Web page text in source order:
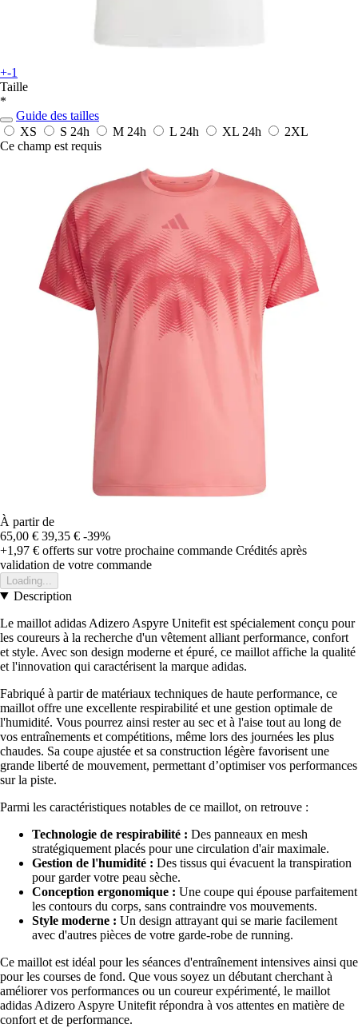
+-1
Taille
*
Guide des tailles
XS
S 24h M 24h L 24h XL 24h
2XL
Ce champ est requis
À partir de
65,00 € 39,35 € -39%
+1,97 € offerts sur votre prochaine commande Crédités après
validation de votre commande
Loading...
Description
Le maillot adidas Adizero Aspyre Unitefit est spécialement conçu pour
les coureurs à la recherche d'un vêtement alliant performance, confort
et style. Avec son design moderne et épuré, ce maillot affiche la qualité
et l'innovation qui caractérisent la marque adidas.
Fabriqué à partir de matériaux techniques de haute performance, ce
maillot offre une excellente respirabilité et une gestion optimale de
l'humidité. Vous pourrez ainsi rester au sec et à l'aise tout au long de
vos entraînements et compétitions, même lors des journées les plus
chaudes. Sa coupe ajustée et sa construction légère favorisent une
grande liberté de mouvement, permettant d’optimiser vos performances
sur la piste.
Parmi les caractéristiques notables de ce maillot, on retrouve :
Technologie de respirabilité : Des panneaux en mesh
stratégiquement placés pour une circulation d'air maximale.
Gestion de l'humidité : Des tissus qui évacuent la transpiration
pour garder votre peau sèche.
Conception ergonomique : Une coupe qui épouse parfaitement
les contours du corps, sans contraindre vos mouvements.
Style moderne : Un design attrayant qui se marie facilement
avec d'autres pièces de votre garde-robe de running.
Ce maillot est idéal pour les séances d'entraînement intensives ainsi que
pour les courses de fond. Que vous soyez un débutant cherchant à
améliorer vos performances ou un coureur expérimenté, le maillot
adidas Adizero Aspyre Unitefit répondra à vos attentes en matière de
confort et de performance.